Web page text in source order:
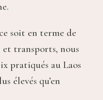
soit en terme de
transports, nous
pratiqués au Laos
élevés qu’en